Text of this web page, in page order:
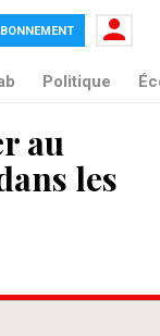
Politique
au
les